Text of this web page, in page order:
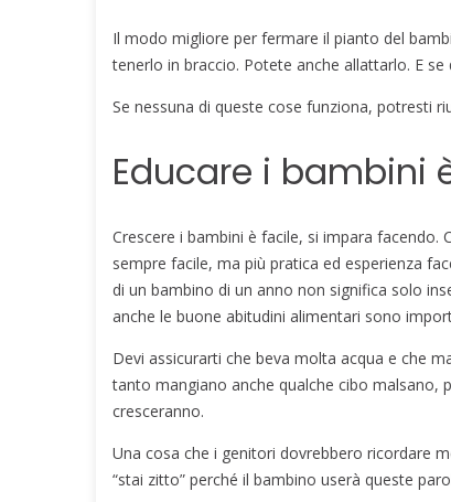
Il modo migliore per fermare il pianto del
tenerlo in braccio. Potete anche allattarlo. E
Se nessuna di queste cose funziona, potresti
Educare i bambini
Crescere i bambini è facile, si impara
sempre facile, ma più pratica ed esperienza
di un bambino di un anno non significa solo
anche le buone abitudini alimentari sono
Devi assicurarti che beva molta acqua e che
tanto mangiano anche qualche cibo malsano,
cresceranno.
Una cosa che i genitori dovrebbero ricordare
“stai zitto” perché il bambino userà queste